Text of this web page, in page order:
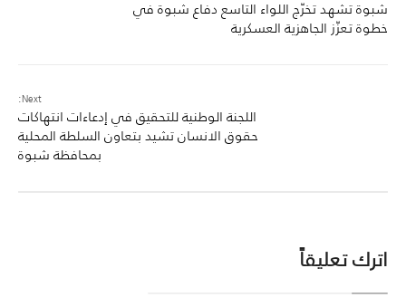
شبوة تشهد تخرّج اللواء التاسع دفاع شبوة في
خطوة تعزّز الجاهزية العسكرية
Next:
اللجنة الوطنية للتحقيق في إدعاءات انتهاكات
حقوق الانسان تشيد بتعاون السلطة المحلية
بمحافظة شبوة
اترك تعليقاً